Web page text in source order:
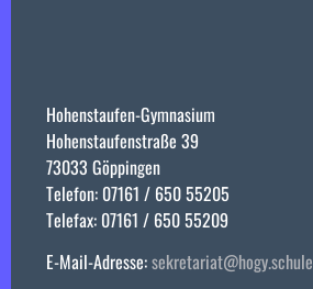
Hohenstaufen-Gymnasium
Hohenstaufenstraße 39
73033 Göppingen
Telefon: 07161 / 650 55205
Telefax: 07161 / 650 55209
E-Mail-Adresse:sekretariat@hogy.schule